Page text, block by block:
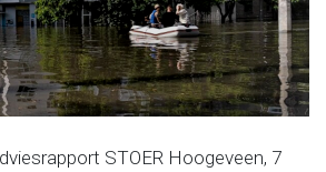
STOER Hoogeveen, 7